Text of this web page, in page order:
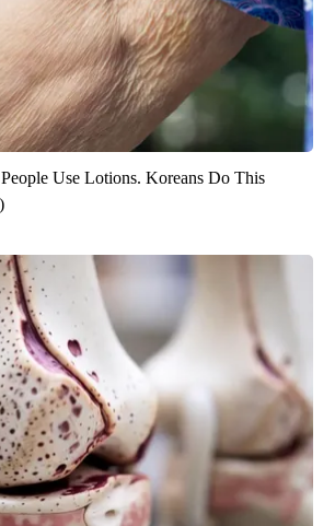
Use Lotions. Koreans Do This